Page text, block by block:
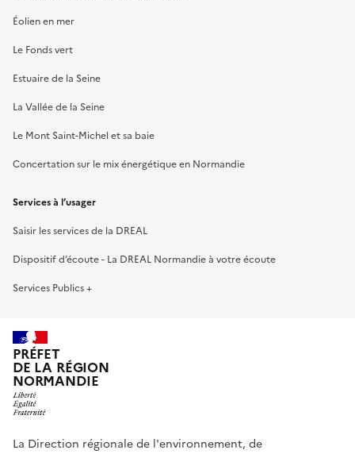
Éolien en mer
Le Fonds vert
Estuaire de la Seine
La Vallée de la Seine
Le Mont Saint-Michel et sa baie
Concertation sur le mix énergétique en Normandie
Services à l’usager
Saisir les services de la DREAL
Dispositif d’écoute - La DREAL Normandie à votre écoute
Services Publics +
PRÉFET
DE LA RÉGION
NORMANDIE
La Direction régionale de l'environnement, de